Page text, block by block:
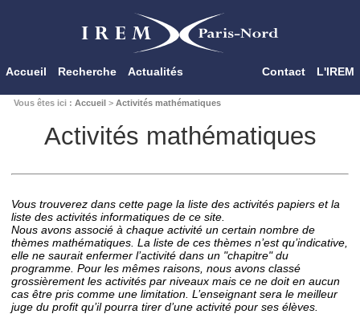
Accueil Recherche Actualités Contact L'IREM
Vous êtes ici : Accueil> Activités mathématiques
Activités mathématiques
Vous trouverez dans cette page la liste des activités papiers et la
liste des activités informatiques de ce site.
Nous avons associé à chaque activité un certain nombre de
thèmes mathématiques. La liste de ces thèmes n’est qu’indicative,
elle ne saurait enfermer l’activité dans un "chapitre" du
programme. Pour les mêmes raisons, nous avons classé
grossièrement les activités par niveaux mais ce ne doit en aucun
cas être pris comme une limitation. L’enseignant sera le meilleur
juge du profit qu’il pourra tirer d’une activité pour ses élèves.